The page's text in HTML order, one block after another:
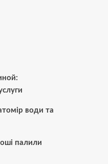
води та
палили